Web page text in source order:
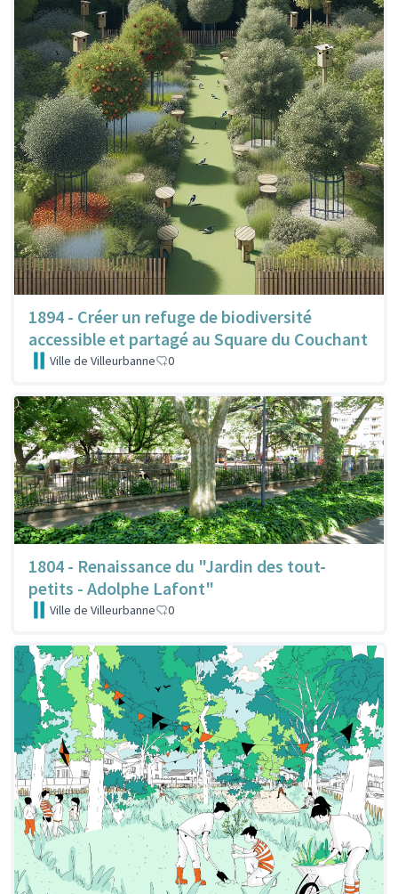
1894 - Créer un refuge de biodiversité
accessible et partagé au Square du Couchant
Ville de Villeurbanne 0
1804 - Renaissance du "Jardin des tout-
petits - Adolphe Lafont"
Ville de Villeurbanne 0